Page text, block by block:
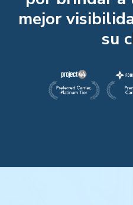
mejor
su